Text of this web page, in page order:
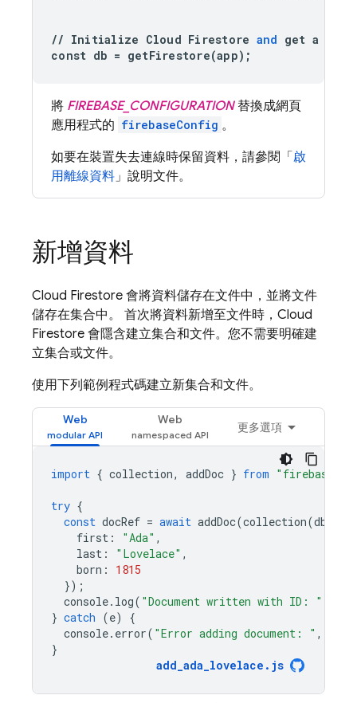
// Initialize Cloud Firestore and get a
const db = getFirestore(app);
將 FIREBASE_CONFIGURATION替換成網頁
應用程式的 firebaseConfig 。
如要在裝置失去連線時保留資料，請參閱「 啟
用離線資料」說明文件。
新增資料
Cloud Firestore 會將資料儲存在文件中，並將文件
儲存在集合中。 首次將資料新增至文件時， Cloud
Firestore 會隱含建立集合和文件。您不需要明確建
立集合或文件。
使用下列範例程式碼建立新集合和文件。
Web Web
更多選項
import { collection, addDoc } from "firebase/
try {
const docRef = await addDoc(collection(db
first : "Ada" ,
last : "Lovelace" ,
born :
1815
});
console. log( "Document written with ID: "
} catch (e)
{
console. error( "Error adding document: " ,
}
add_ada_lovelace . js